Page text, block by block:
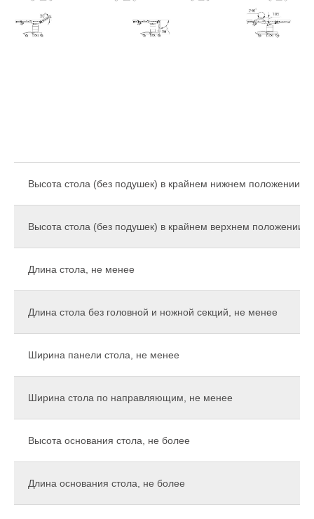
Высота стола (без подушек) в крайнем нижнем положении,
Высота стола (без подушек) в крайнем верхнем положении,
Длина стола, не менее
Длина стола без головной и ножной секций, не менее
Ширина панели стола, не менее
Ширина стола по направляющим, не менее
Высота основания стола, не более
Длина основания стола, не более